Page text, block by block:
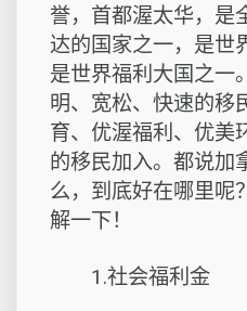
誉，首都渥太华，是
达的国家之一，是世
是世界福利大国之一
明、宽松、快速的移
育、优渥福利、优美
的移民加入。都说加
么，到底好在哪里呢
解一下！
1.社会福利金